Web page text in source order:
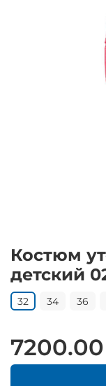
Костюм
детский
32 34 36